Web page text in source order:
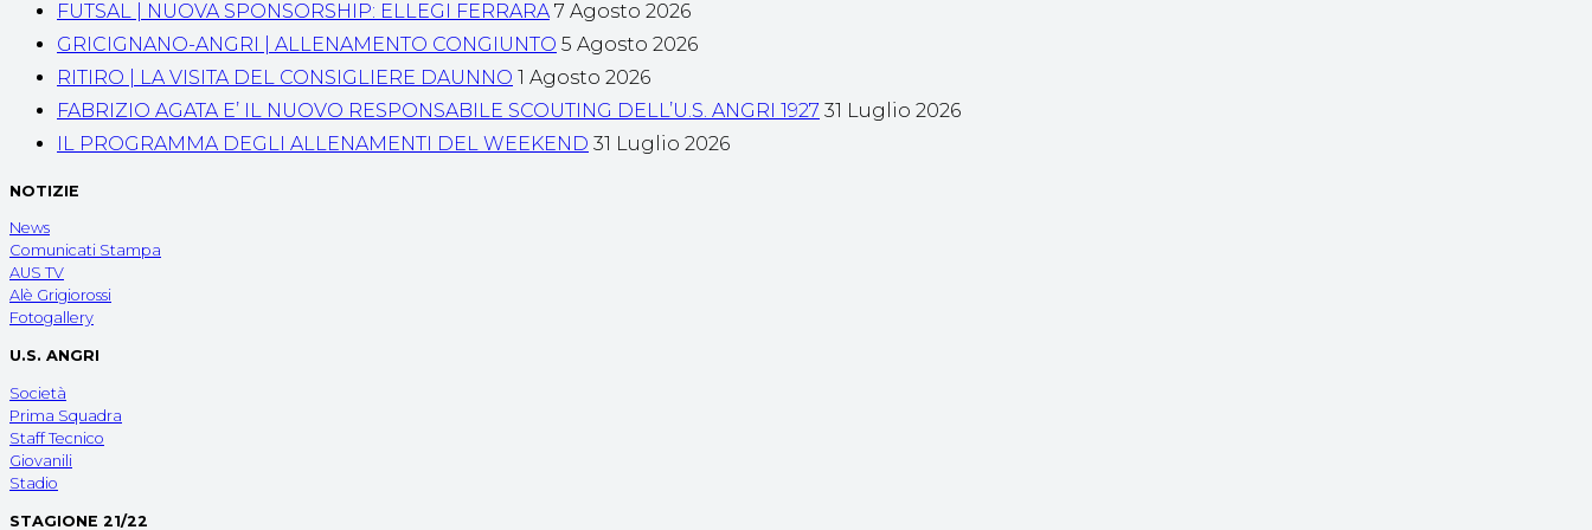
FUTSAL | NUOVA SPONSORSHIP: ELLEGI FERRARA 7 Agosto 2026
GRICIGNANO-ANGRI | ALLENAMENTO CONGIUNTO 5 Agosto 2026
RITIRO | LA VISITA DEL CONSIGLIERE DAUNNO 1 Agosto 2026
FABRIZIO AGATA E’ IL NUOVO RESPONSABILE SCOUTING DELL’U.S. ANGRI 1927 31 Luglio 2026
IL PROGRAMMA DEGLI ALLENAMENTI DEL WEEKEND 31 Luglio 2026
NOTIZIE
News
Comunicati Stampa
AUS TV
Alè Grigiorossi
Fotogallery
U.S. ANGRI
Società
Prima Squadra
Staff Tecnico
Giovanili
Stadio
STAGIONE 21/22